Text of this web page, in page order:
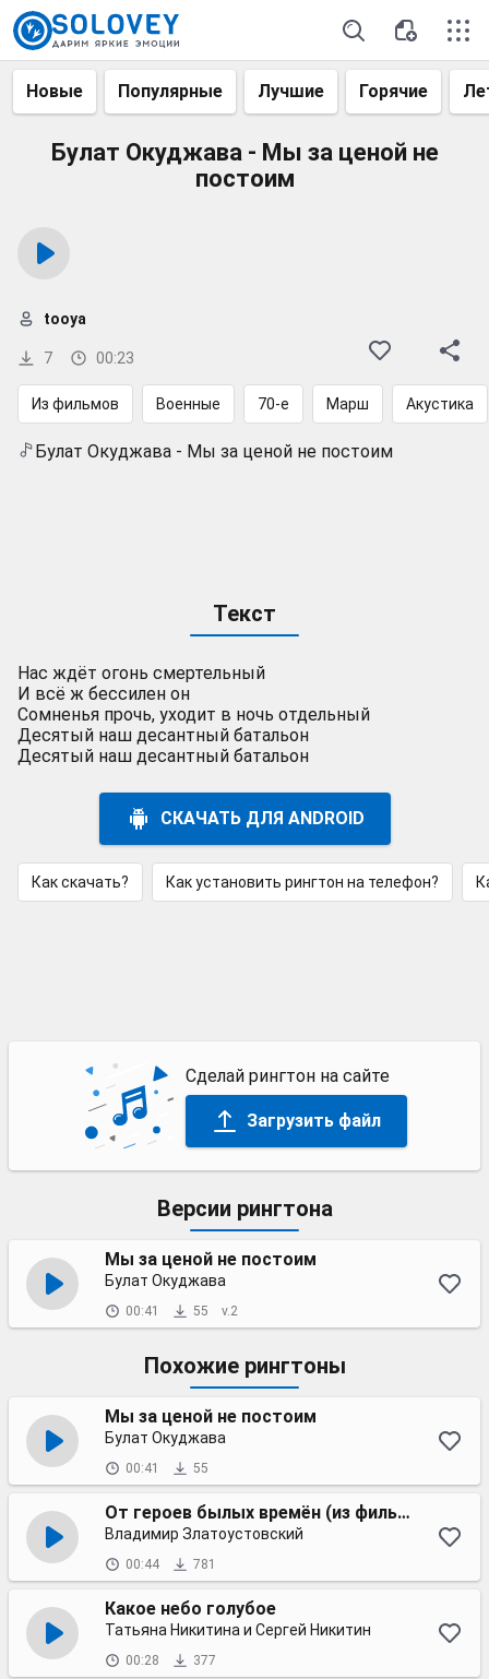
Новые Популярные Лучшие Горячие
Булат Окуджава - Мы за ценой не
постоим
7 00:23
tooya
Из фильмов Военные 70-е Марш Акустика
Булат Окуджава - Мы за ценой не постоим
Текст
Нас ждёт огонь смертельный
И всё ж бессилен он
Сомненья прочь, уходит в ночь отдельный
Десятый наш десантный батальон
Десятый наш десантный батальон
СКАЧАТЬ ДЛЯ ANDROID
Как скачать? Как установить рингтон на телефон?
Сделай рингтон на сайте
Загрузить файл
Версии рингтона
Мы за ценой не постоим
Булат Окуджава
00:41 55 v.2
Похожие рингтоны
Мы за ценой не постоим
Булат Окуджава
00:41 55
От героев былых времён (из фильма Офицеры)
Владимир Златоустовский
00:44 781
Какое небо голубое
Татьяна Никитина и Сергей Никитин
00:28 377